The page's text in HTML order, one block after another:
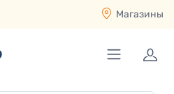
Магазины